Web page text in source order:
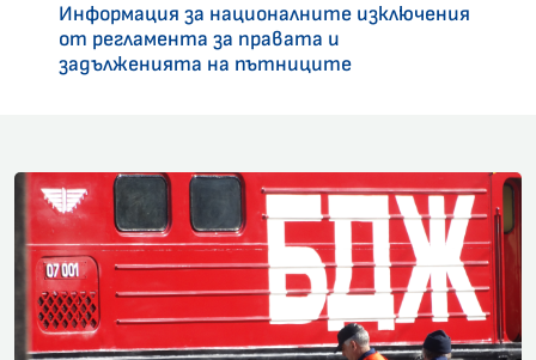
Информация за националните изключения
от регламента за правата и
задълженията на пътниците